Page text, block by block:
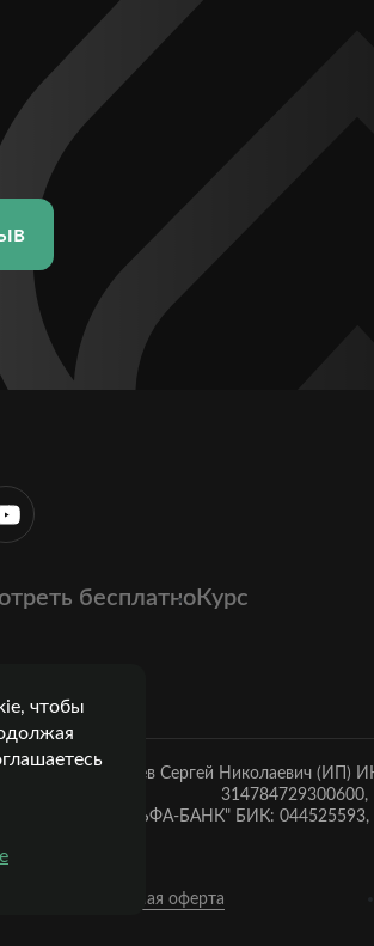
бесплатноКурс
Лазарев Сергей Николаевич
Банк: ОАО "АЛЬФА-БАНК" БИК: 044525593,
Публичная оферта
чтобы